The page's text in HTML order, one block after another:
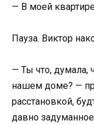
— В моей
Пауза. Виктор
— Ты что, думала,
нашем доме? —
расстановкой,
давно